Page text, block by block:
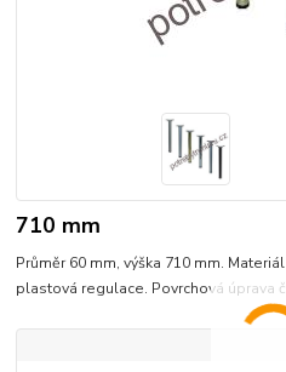
710 mm
Průměr 60 mm, výška 710 mm.
plastová regulace. Povrchová úprava